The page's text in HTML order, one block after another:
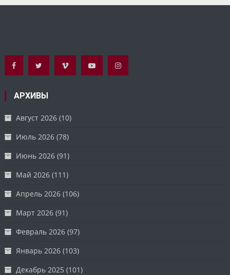
АРХИВЫ
Август 2026 (10)
Июль 2026 (78)
Июнь 2026 (91)
Май 2026 (111)
Апрель 2026 (106)
Март 2026 (91)
Февраль 2026 (97)
Январь 2026 (103)
Декабрь 2025 (101)